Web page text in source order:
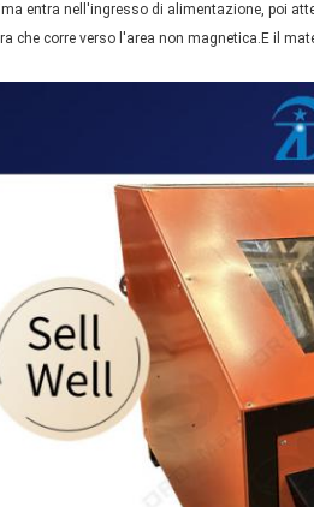
entra nell'ingresso di alimentazione, poi
che corre verso l'area non magnetica.E il